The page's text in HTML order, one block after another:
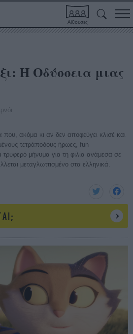
Αίθουσες
Η Οδύσσεια μιας
που, ακόμα κι αν δεν αποφεύγει κλισέ και
τετράποδους ήρωες, fun
τρυφερό μήνυμα για τη φιλία ανάμεσα σε
μεταγλωττισμένο στα ελληνικά.